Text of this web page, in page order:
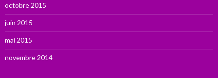
octobre 2015
juin 2015
mai 2015
novembre 2014